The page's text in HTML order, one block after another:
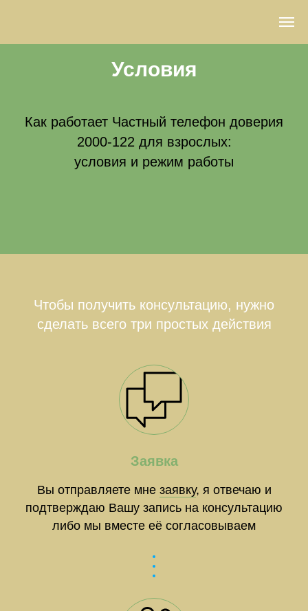
Условия
Как работает Частный телефон доверия
2000-122 для взрослых:
условия и режим работы
Чтобы получить консультацию, нужно
сделать всего три простых действия
Заявка
Вы отправляете мне заявку, я отвечаю и
подтверждаю Вашу запись на консультацию
либо мы вместе её согласовываем